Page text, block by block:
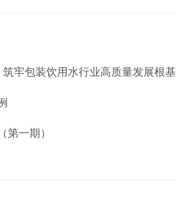
牢包装饮用水行业高质量发展根基
第一期）